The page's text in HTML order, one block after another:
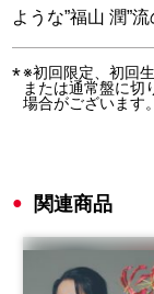
ような”福山 潤”
※初回限定、初回
または通常盤に切
場合がございます。
関連商品